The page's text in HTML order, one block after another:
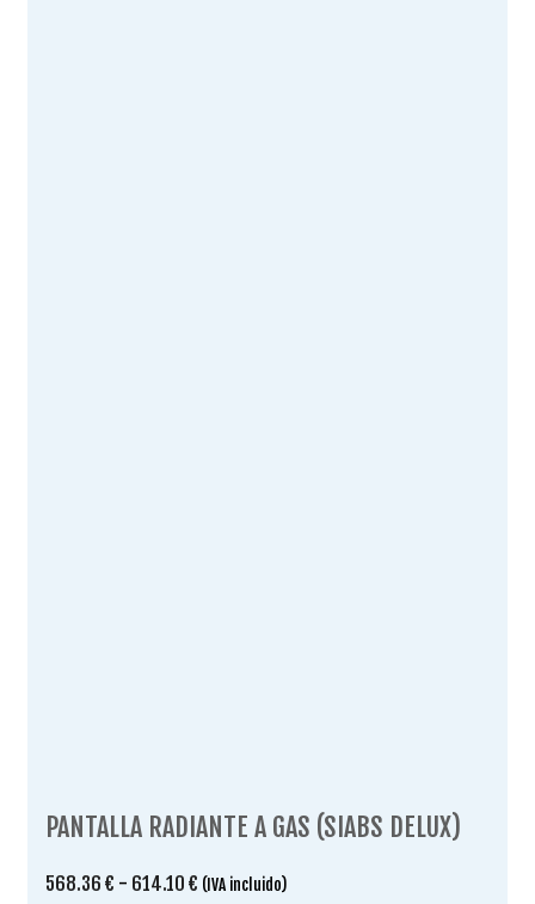
PANTALLA RADIANTE A GAS (SIABS DELUX)
568.36 € - 614.10 € Rango
(IVA incluido)